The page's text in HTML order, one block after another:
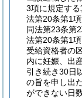
3項に規定す
法第20条第1
同法第23条第
法第20条第1
受給資格者の
内に妊娠、出
引き続き30日
の旨を申し出
ができない日